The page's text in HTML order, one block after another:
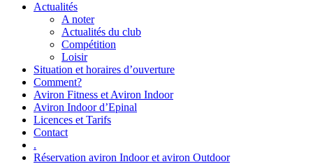
Actualités
A noter
Actualités du club
Compétition
Loisir
Situation et horaires d’ouverture
Comment?
Aviron Fitness et Aviron Indoor
Aviron Indoor d’Epinal
Licences et Tarifs
Contact
.
Réservation aviron Indoor et aviron Outdoor